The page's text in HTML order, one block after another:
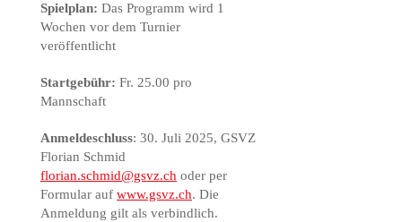
Spielplan: Das Programm wird 1
Wochen vor dem Turnier
veröffentlicht
Startgebühr: Fr. 25.00 pro
Mannschaft
Anmeldeschluss: 30. Juli 2025, GSVZ
Florian Schmid
florian.schmid@gsvz.ch oder per
Formular auf www.gsvz.ch. Die
Anmeldung gilt als verbindlich.